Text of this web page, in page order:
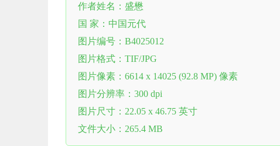
作者姓名：盛懋
国 家：中国元代
图片编号：B4025012
图片格式：TIF/JPG
图片像素：6614 x 14025 (92.8 MP) 像素
图片分辨率：300 dpi
图片尺寸：22.05 x 46.75 英寸
文件大小：265.4 MB